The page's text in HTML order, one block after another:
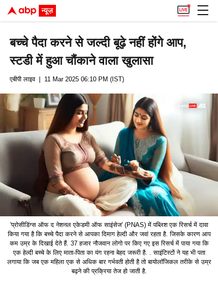
बच्चे पैदा करने से जल्दी बूढ़े नहीं होंगे आप,
स्टडी में हुआ चौंकाने वाला खुलासा
एबीपी लाइव| 11 Mar 2025 06:10 PM (IST)
'प्रोसीडिंग्स ऑफ द नेशनल एकेडमी ऑफ साइंसेज' (PNAS) में पब्लिश एक रिसर्च में दावा
किया गया है कि बच्चे पैदा करने से आपका दिमाग हेल्दी और जवां रहता है. जिसके कारण आप
कम उम्र के दिखाई देते हैं. 37 हजार नौजवान लोगो पर किए गए इस रिसर्च में पाया गया कि
एक हेल्दी बच्चे के लिए माता-पिता का यंग रहना बेहद जरूरी है. . साइंटिस्टों ने यह भी पता
लगाया कि जब एक महिला एक से अधिक बार गर्भवती होती है तो बायोलॉजिकल तरीके से उम्र
बढ़ने की प्रक्रिया तेज हो जाती है.